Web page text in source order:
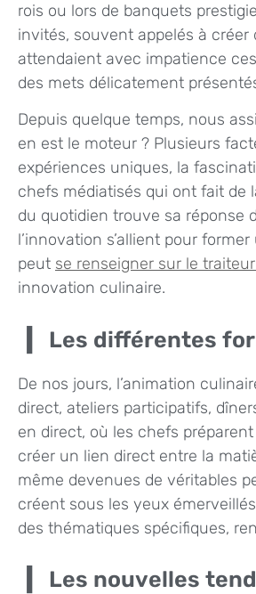
rois ou lors de banquets
invités, souvent appelés à
attendaient avec impatience
des mets délicatement
Depuis quelque temps, nous
en est le moteur ? Plusieurs
expériences uniques, la
chefs médiatisés qui ont fait de
du quotidien trouve sa réponse
l’innovation s’allient pour
peut se renseigner sur le
innovation culinaire.
Les différentes
De nos jours, l’animation
direct, ateliers participatifs,
en direct, où les chefs
créer un lien direct entre la
même devenues de véritables
créent sous les yeux
des thématiques spécifiques,
Les nouvelles